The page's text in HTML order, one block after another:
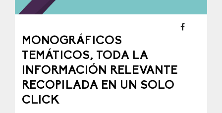
MONOGRÁFICOS
TEMÁTICOS, TODA LA
INFORMACIÓN RELEVANTE
RECOPILADA EN UN SOLO
CLICK